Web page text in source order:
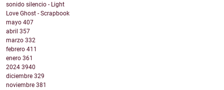
sonido silencio - Light
Love Ghost - Scrapbook
mayo 407
abril 357
marzo 332
febrero 411
enero 361
2024 3940
diciembre 329
noviembre 381